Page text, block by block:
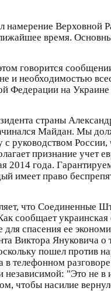
Верховной
время.
говорится
и необходимостью
Федерации на
страны
Майдан. Мы
руководством
признание учет
2014 года.
имеет право
что Соединенные
сообщает
спасения ее
Виктора Януковича о
пошел против
телефонном
"Это не в
чтобы насилие